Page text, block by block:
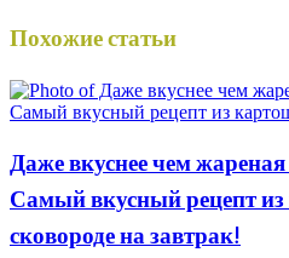
Похожие статьи
Даже вкуснее чем
Самый вкусный рецепт
сковороде на завтрак!